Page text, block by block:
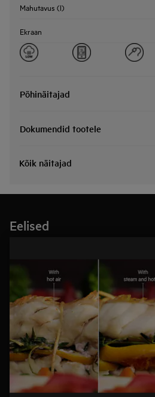
Mahutavus (l)
Ekraan
Põhinäitajad
Dokumendid tootele
Kõik näitajad
Eelised